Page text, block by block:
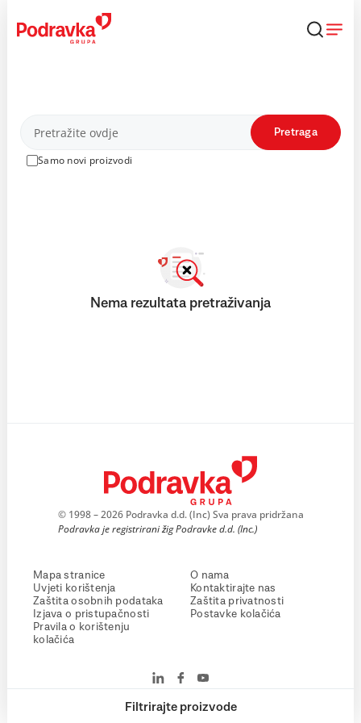
content
Proizvodi
Samo novi proizvodi
Pretraga
Filtrirajte proizvode
Nema rezultata pretraživanja
© 1998 – 2026 Podravka d.d. (Inc) Sva prava pridržana
Podravka je registrirani žig Podravke d.d. (Inc.)
Mapa stranice
Uvjeti korištenja
Zaštita osobnih podataka
Izjava o pristupačnosti
Pravila o korištenju
kolačića
O nama
Kontaktirajte nas
Zaštita privatnosti
Postavke kolačića